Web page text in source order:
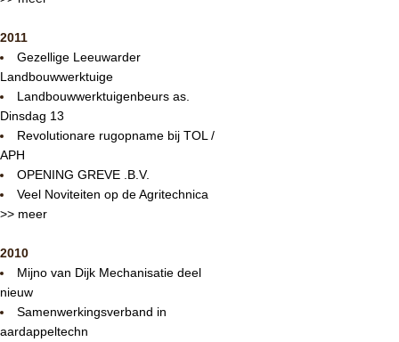
2011
Gezellige Leeuwarder
Landbouwwerktuige
Landbouwwerktuigenbeurs as.
Dinsdag 13
Revolutionare rugopname bij TOL /
APH
OPENING GREVE .B.V.
Veel Noviteiten op de Agritechnica
>> meer
2010
Mijno van Dijk Mechanisatie deel
nieuw
Samenwerkingsverband in
aardappeltechn